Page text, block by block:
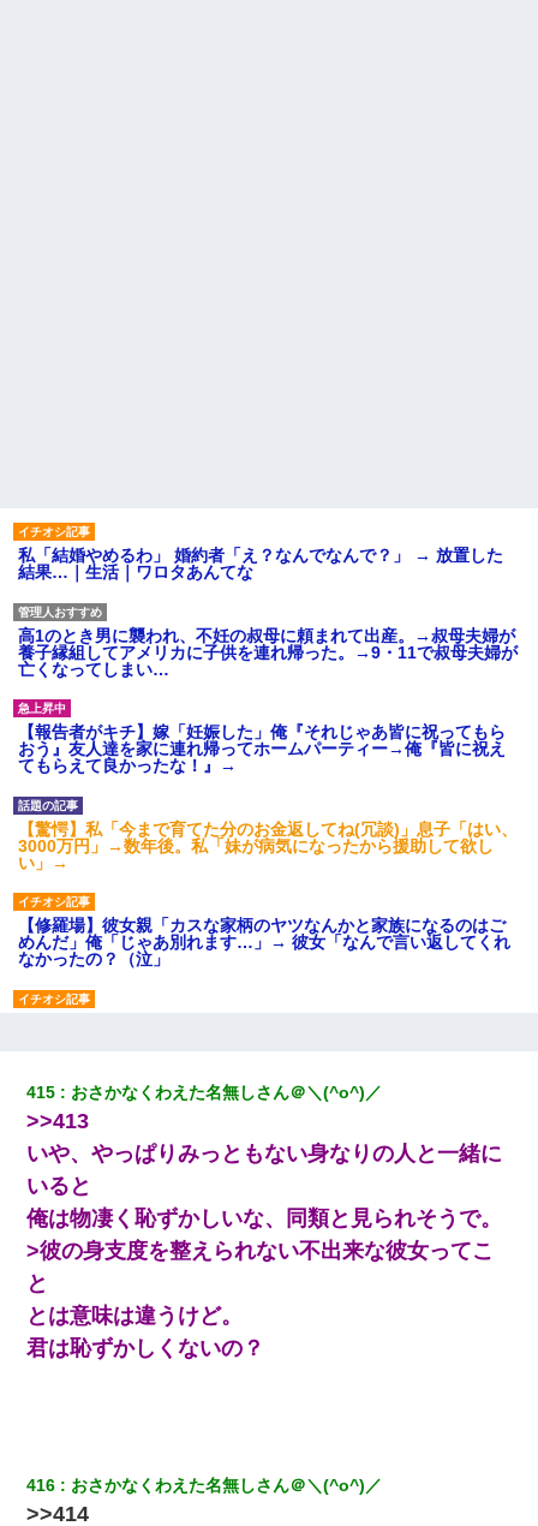
私「結婚やめるわ」 婚約者「え？なんでなんで？」 → 放置した
結果…｜生活｜ワロタあんてな
高1のとき男に襲われ、不妊の叔母に頼まれて出産。→叔母夫婦が
養子縁組してアメリカに子供を連れ帰った。→9・11で叔母夫婦が
亡くなってしまい…
【報告者がキチ】嫁「妊娠した」俺『それじゃあ皆に祝ってもら
おう』友人達を家に連れ帰ってホームパーティー→俺『皆に祝え
てもらえて良かったな！』→
【驚愕】私「今まで育てた分のお金返してね(冗談)」息子「はい、
3000万円」→数年後。私「妹が病気になったから援助して欲し
い」→
【修羅場】彼女親「カスな家柄のヤツなんかと家族になるのはご
めんだ」俺「じゃあ別れます…」→ 彼女「なんで言い返してくれ
なかったの？（泣」
「パワハラを受けたから思い切って転職した」とSNSで呟いた
ら、速攻でパワハラかました元上司がLINEを送ってきた。
アパートのドアに『ハンザイ者！この人はさいあくの人です』と
張り紙が！大家「面倒はごめんだよ」私「はあ」→警察に行き、
見回りで犯人が捕まったが、それが…｜生活｜ヌルポあんてな
俺「初対面でなに言ったか覚えてる？」嫁「臭いんだよ！キモオ
タ？だっけ？」俺「だいたい合ってる。で、なんで告白してきた
の？」→
夫に癌の余命宣告。その闘病中に長女から信じられない言葉を受
けた
415 おさかなくわえた名無しさん＠＼(^o^)／
>>413
いや、やっぱりみっともない身なりの人と一緒に
いると
俺は物凄く恥ずかしいな、同類と見られそうで。
>彼の身支度を整えられない不出来な彼女ってこ
と
とは意味は違うけど。
君は恥ずかしくないの？
416 おさかなくわえた名無しさん＠＼(^o^)／
>>414